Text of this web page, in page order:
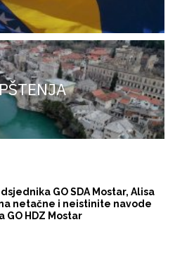
GO SDA Mostar, Alisa
netačne i neistinite navode
GO HDZ Mostar